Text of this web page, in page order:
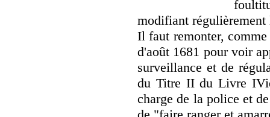
modifiant
Il faut remonter,
d'août 1681 pour voir
surveillance et de
du Titre II du Livre
charge de la police et